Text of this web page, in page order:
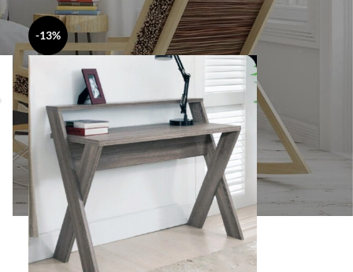
-13%